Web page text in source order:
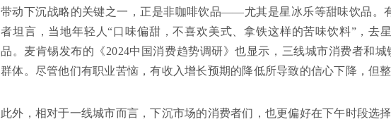
带动下沉战略的关键之一，正是非咖啡饮品——尤其是星冰乐等甜味饮品。
者坦言，当地年轻人“口味偏甜，不喜欢美式、拿铁这样的苦味饮料”，去
品。麦肯锡发布的《2024中国消费趋势调研》也显示，三线城市消费者和
群体。尽管他们有职业苦恼，有收入增长预期的降低所导致的信心下降，但整
此外，相对于一线城市而言，下沉市场的消费者们，也更偏好在下午时段选择